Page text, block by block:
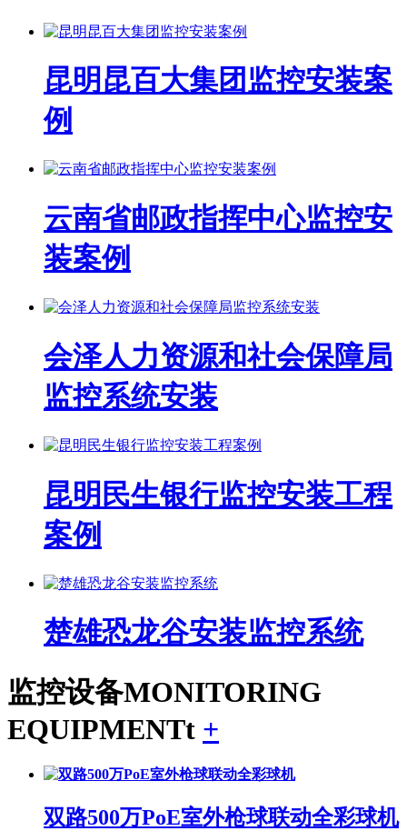
昆明昆百大集团监控安装案
例
云南省邮政指挥中心监控安
装案例
会泽人力资源和社会保障局
监控系统安装
昆明民生银行监控安装工程
案例
楚雄恐龙谷安装监控系统
监控设备MONITORING
EQUIPMENTt +
双路500万PoE室外枪球联动全彩球机